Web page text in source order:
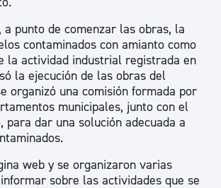
, a punto de comenzar las obras, la
contaminados con amianto como
la actividad industrial registrada en
la ejecución de las obras del
organizó una comisión formada por
municipales, junto con el
para dar una solución adecuada a
web y se organizaron varias
sobre las actividades que se